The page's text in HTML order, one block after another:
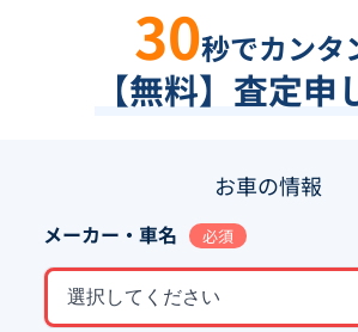
30秒でカンタ
【無料】査定申
お車の情報
メーカー・車名 必須
選択してください